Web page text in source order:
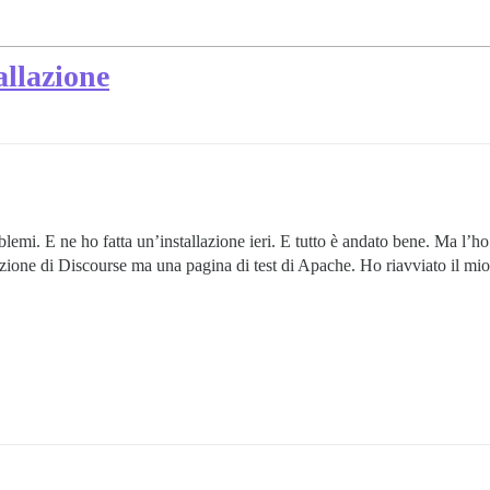
E ne ho fatta un’installazione ieri. E tutto è andato bene. Ma
di Discourse ma una pagina di test di Apache. Ho riavviato il